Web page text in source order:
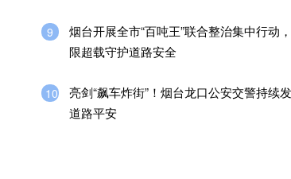
9
烟台开展全市“百吨王”联合整治集中行动
限超载守护道路安全
10
亮剑“飙车炸街”！烟台龙口公安交警持续
道路平安